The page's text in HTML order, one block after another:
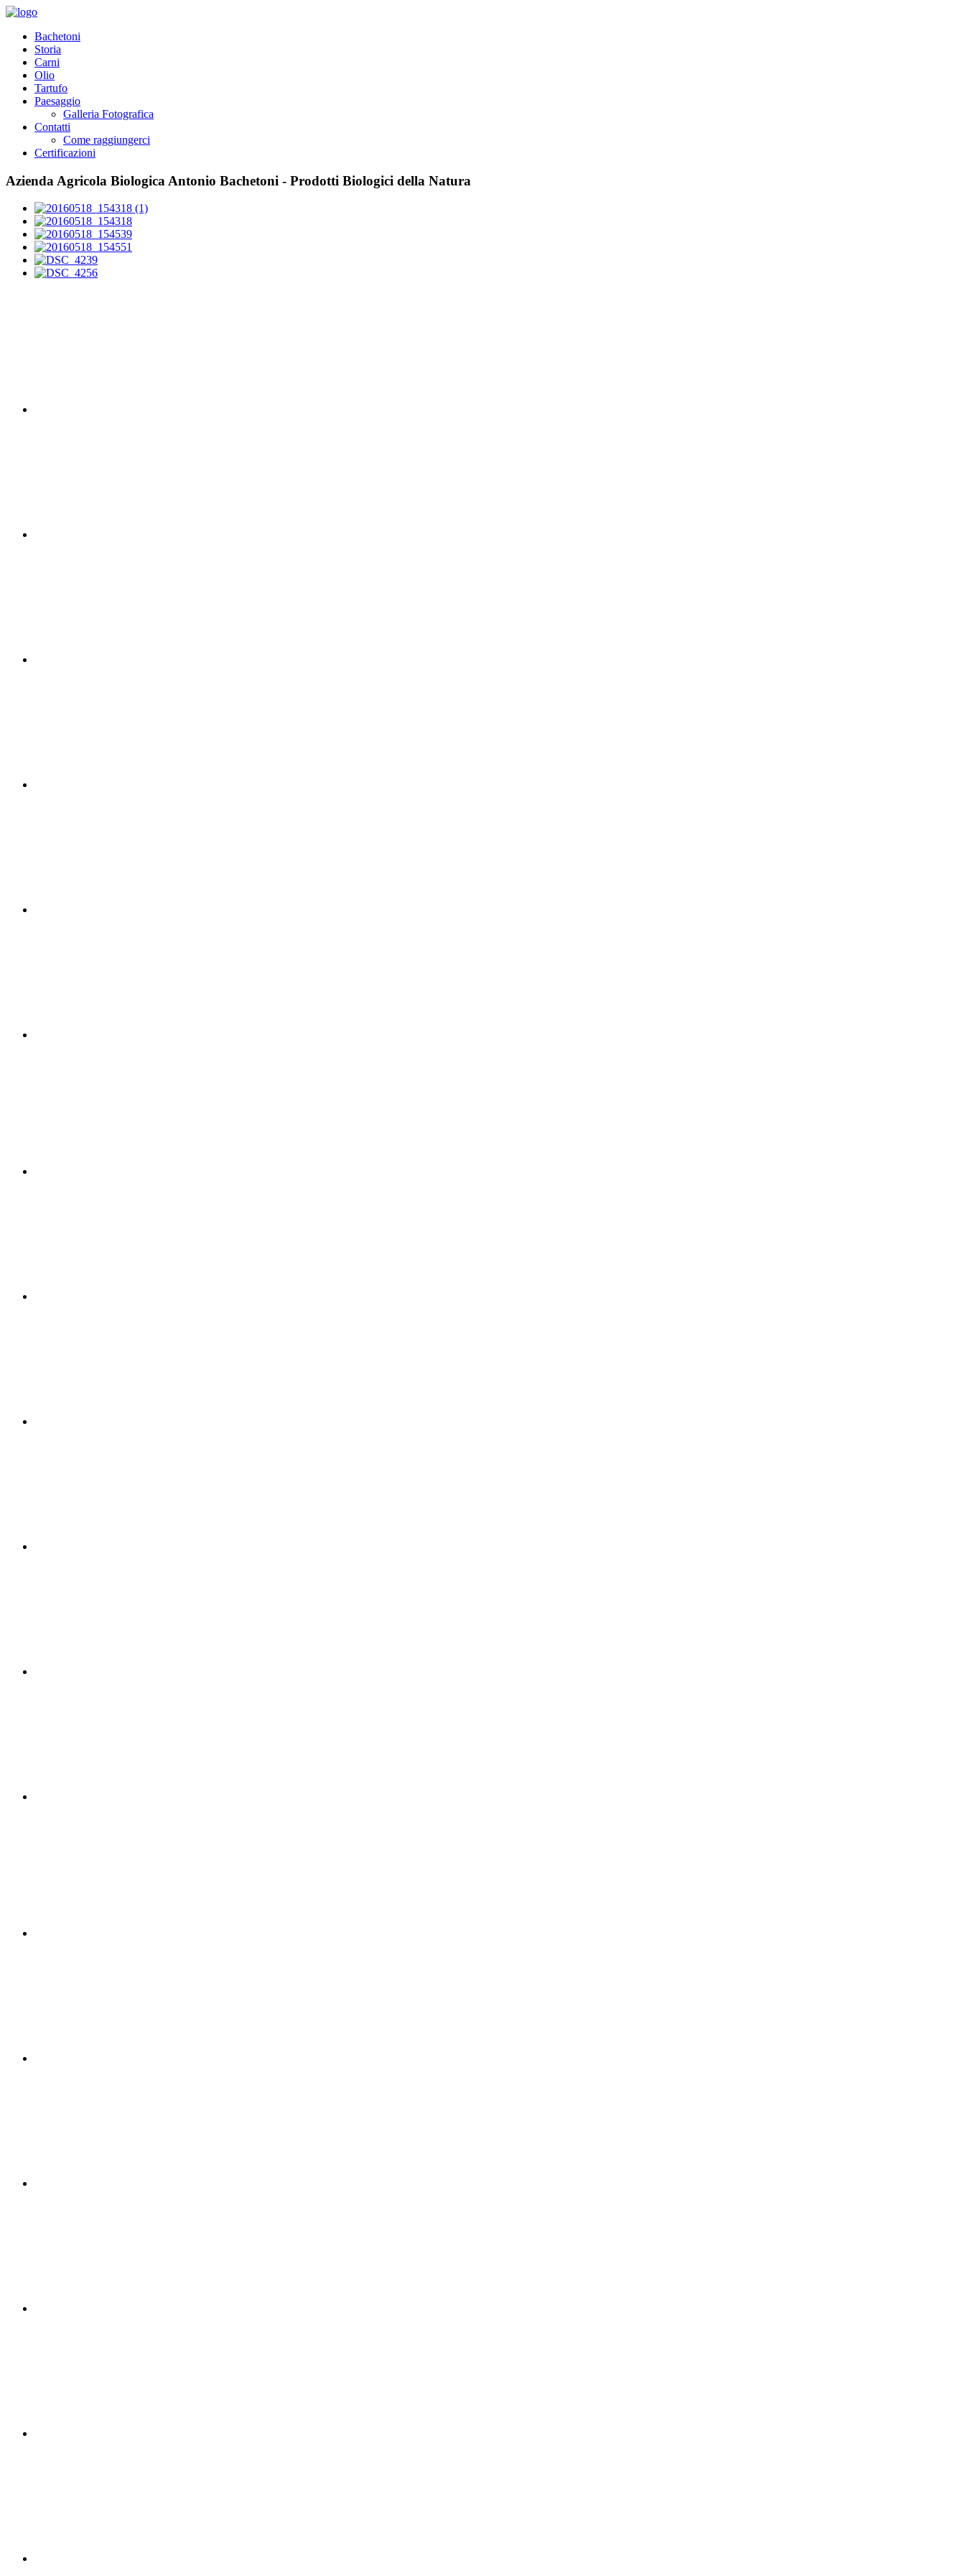
Bachetoni
Storia
Carni
Olio
Tartufo
Paesaggio
Galleria Fotografica
Contatti
Come raggiungerci
Certificazioni
Azienda Agricola Biologica Antonio Bachetoni - Prodotti Biologici della Natura